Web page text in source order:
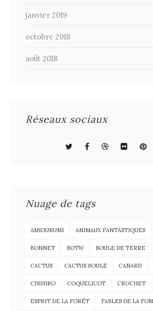
janvier 2019
octobre 2018
août 2018
Réseaux sociaux
Nuage de tags
AMIGURUMI ANIMAUX FANTASTIQUES
BONNET BOTW BOULE DE TERRE
CACTUS CACTUS BOULE CANARD
CHIHIRO COQUELICOT CROCHET
ESPRIT DE LA FORÊT FABLES DE LA